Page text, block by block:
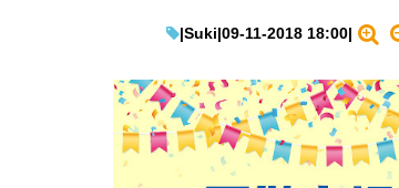
|Suki|09-11-2018 18:00|